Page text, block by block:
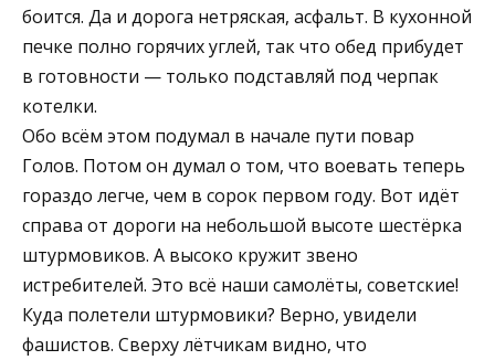
боится. Да и дорога нетряская, асфальт. В кухонной
печке полно горячих углей, так что обед прибудет
в готовности — только подставляй под черпак
котелки.
Обо всём этом подумал в начале пути повар
Голов. Потом он думал о том, что воевать теперь
гораздо легче, чем в сорок первом году. Вот идёт
справа от дороги на небольшой высоте шестёрка
штурмовиков. А высоко кружит звено
истребителей. Это всё наши самолёты, советские!
Куда полетели штурмовики? Верно, увидели
фашистов. Сверху лётчикам видно, что